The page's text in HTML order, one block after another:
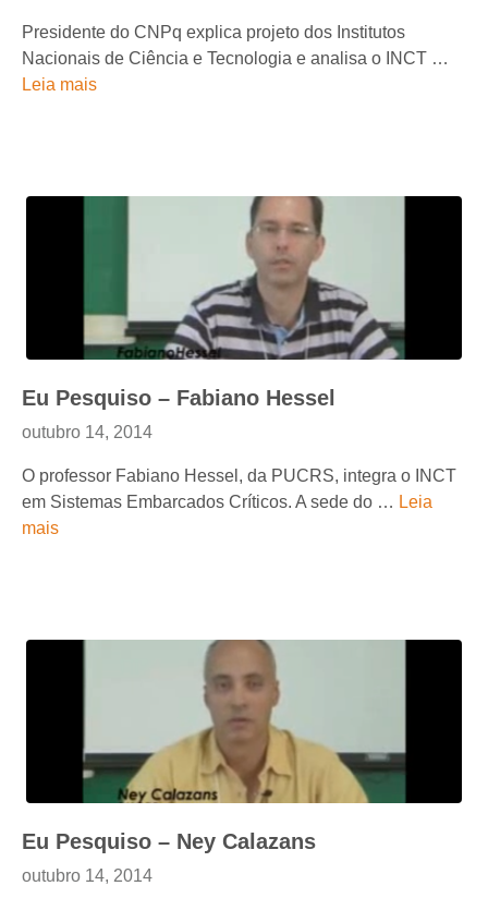
Presidente do CNPq explica projeto dos Institutos
Nacionais de Ciência e Tecnologia e analisa o INCT …
Leia mais
Eu Pesquiso – Fabiano Hessel
outubro 14, 2014
O professor Fabiano Hessel, da PUCRS, integra o INCT
em Sistemas Embarcados Críticos. A sede do … Leia
mais
Eu Pesquiso – Ney Calazans
outubro 14, 2014